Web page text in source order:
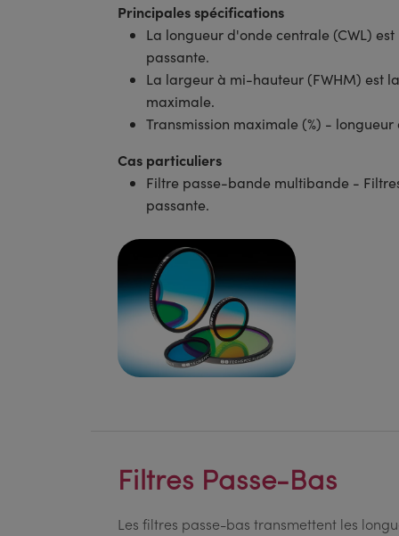
Principales spécifications
La longueur d'onde centrale (CWL)
passante.
La largeur à mi-hauteur (FWHM) est
maximale.
Transmission maximale (%) -
Cas particuliers
Filtre passe-bande multibande -
passante.
Filtres Passe-Bas
Les filtres passe-bas transmettent les